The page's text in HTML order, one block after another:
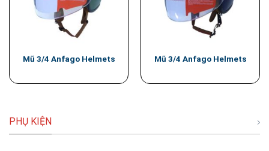
Mũ 3/4 Anfago Helmets Mũ 3/4 Anfago Helmets
PHỤ KIỆN